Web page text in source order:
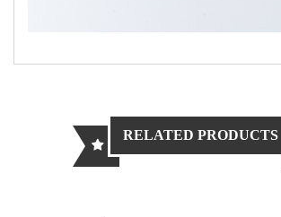
RELATED PRODUCTS